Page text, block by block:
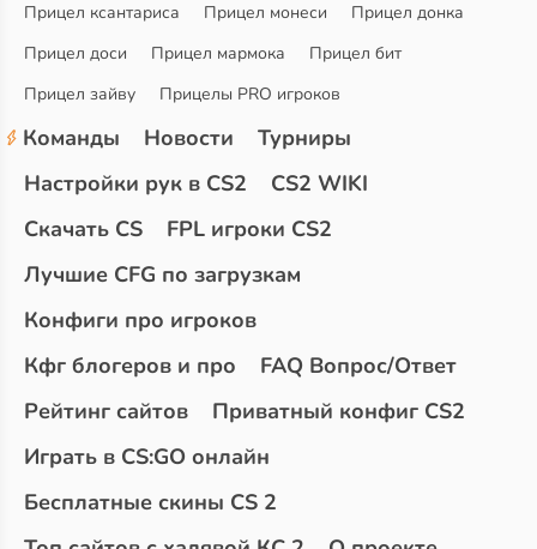
Прицел ксантариса
Прицел монеси
Прицел донка
Прицел доси
Прицел мармока
Прицел бит
Прицел зайву
Прицелы PRO игроков
Команды Новости
Турниры
Настройки рук в CS2
CS2 WIKI
Скачать CS
FPL игроки CS2
Лучшие CFG по загрузкам
Конфиги про игроков
Кфг блогеров и про
FAQ Вопрос/Ответ
Рейтинг сайтов
Приватный конфиг CS2
Играть в CS:GO онлайн
Бесплатные скины CS 2